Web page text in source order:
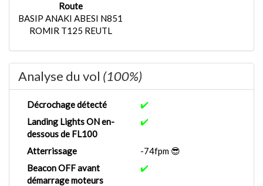
Route
BASIP ANAKI ABESI N851
ROMIR T125 REUTL
Analyse du vol (100%)
Décrochage détecté
✔️
Landing Lights ON en-
dessous de FL100
✔️
Atterrissage
-74fpm 😎
Beacon OFF avant
démarrage moteurs
✔️